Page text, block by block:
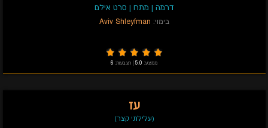
דרמה | מתח | סרט אילם
בימוי: Aviv Shleyfman
ממוצע: 5.0 הצבעות: 6
עז
(עלילתי קצר)